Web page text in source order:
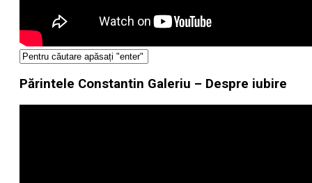
Părintele Constantin Galeriu – Despre iubire